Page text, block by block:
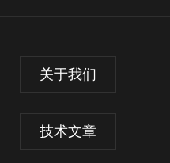
关于我们
技术文章